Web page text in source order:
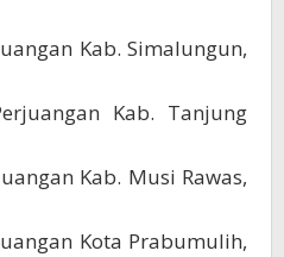
Kab. Simalungun,
Kab. Tanjung
Kab. Musi Rawas,
Kota Prabumulih,